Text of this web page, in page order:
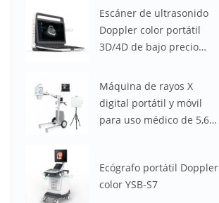
630 mA
Escáner de ultrasonido
Doppler color portátil
3D/4D de bajo precio
Máquina de rayos X
digital portátil y móvil
para uso médico de 5,6
Ecógrafo portátil Doppler
color YSB-S7